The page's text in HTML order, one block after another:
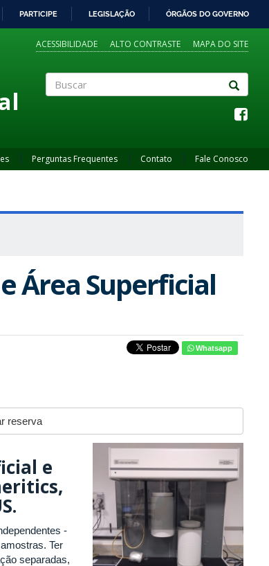
PARTICIPE LEGISLAÇÃO ÓRGÃOS DO GOVERNO
ACESSIBILIDADE ALTO CONTRASTE MAPA DO SITE
Perguntas Frequentes Contato Fale Conosco
Área Superficial
Whatsapp
reserva
e
.
-
Ter
separadas,